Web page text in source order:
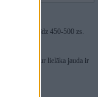
$ līdz 450-500 zs.
kur lielāka jauda ir